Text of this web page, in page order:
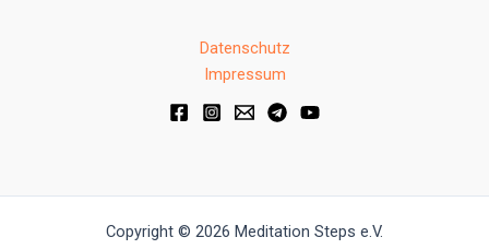
Datenschutz
Impressum
Copyright © 2026 Meditation Steps e.V.